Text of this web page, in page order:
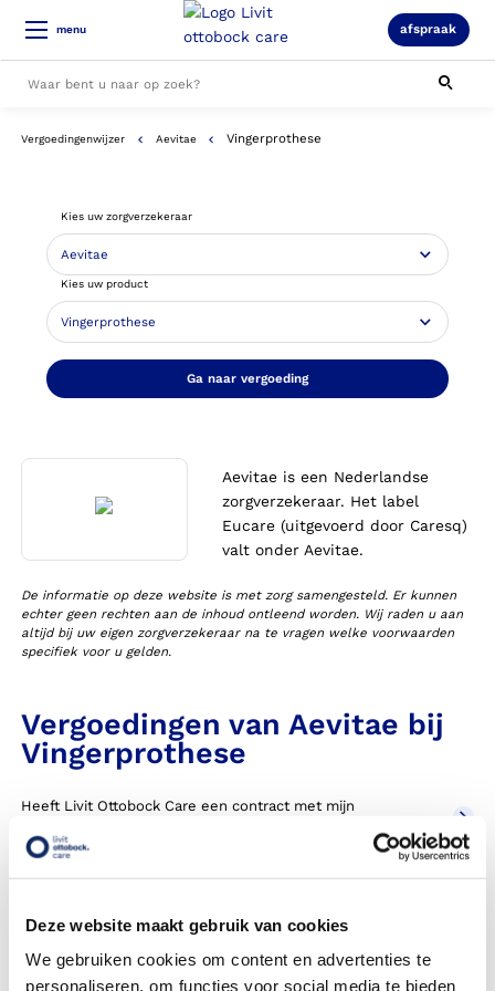
Deze website maakt gebruik van cookies
We gebruiken cookies om content en advertenties te
personaliseren, om functies voor social media te bieden
menu afspraak
Alle resultaten
Vergoedingenwijzer Aevitae Vingerprothese
Kies uw zorgverzekeraar
Kies uw product
Ga naar vergoeding
Aevitae is een Nederlandse
zorgverzekeraar. Het label
Eucare (uitgevoerd door Caresq)
valt onder Aevitae.
De informatie op deze website is met zorg samengesteld. Er kunnen
echter geen rechten aan de inhoud ontleend worden. Wij raden u aan
altijd bij uw eigen zorgverzekeraar na te vragen welke voorwaarden
specifiek voor u gelden.
Vergoedingen van Aevitae bij
Vingerprothese
Heeft Livit Ottobock Care een contract met mijn
Krijg ik een vergoeding voor mijn vingerprothese?
Ja, u betaalt een eigen risico. Meer lezen? Klik op